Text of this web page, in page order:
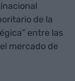
de la
entre las
mercado de